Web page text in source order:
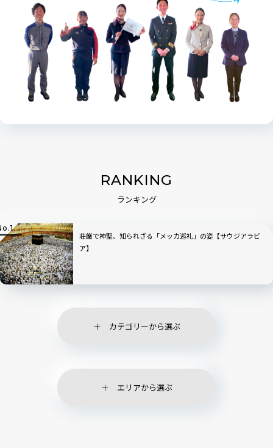
RANKING
ランキング
荘厳で神聖、知られざる「メッカ巡礼」の姿【サウジアラビ
ア】
カテゴリーから選ぶ
エリアから選ぶ